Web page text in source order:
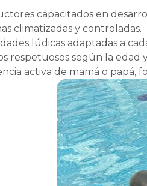
capacitados en
climatizadas y controladas.
lúdicas adaptadas a
respetuosos según la edad
activa de mamá o papá,